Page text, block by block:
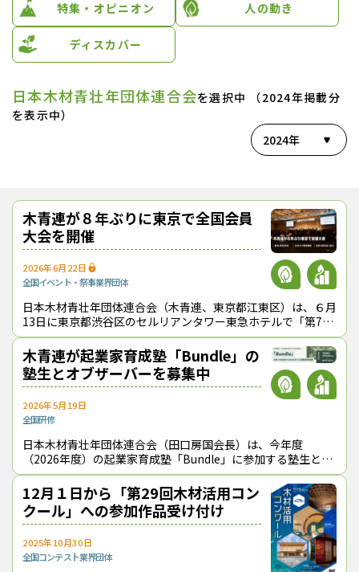
特集・オピニオン 人の動き
ディスカバー
日本木材青壮年団体連合会を選択中 （2024年掲載分
を表示中）
2024年
木青連が８年ぶりに東京で全国会員
大会を開催
2026年6月22日
全国イベント・祭事業界団体
日本木材青壮年団体連合会（木青連、東京都江東区）は、６月
13日に東京都渋谷区のセルリアンタワー東急ホテルで「第71
回全国会員関東大会」を開催し、全国から約600名が参加し
た。同大会が東京で開かれたの
木青連が起業家育成塾「Bundle」の
塾生とオブザーバーを募集中
2026年5月19日
全国研修
日本木材青壮年団体連合会（田口房国会長）は、今年度
（2026年度）の起業家育成塾「Bundle」に参加する塾生とオ
ブザーバーを募集している。林業・木材産業界の次世代を担え
る人材を育成するため、全６回
12月１日から「第29回木材活用コン
クール」への参加作品受け付け
2025年10月30日
全国コンテスト業界団体